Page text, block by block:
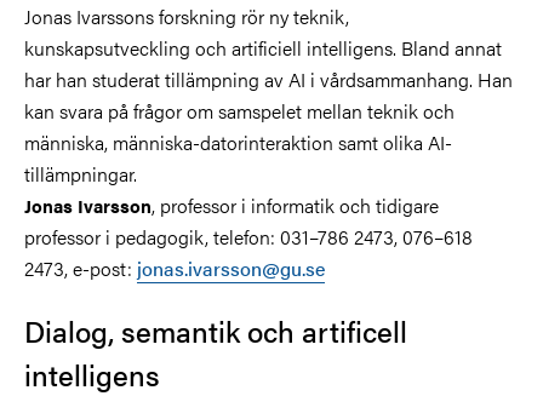
Jonas Ivarssons forskning rör ny teknik,
kunskapsutveckling och artificiell intelligens. Bland annat
har han studerat tillämpning av AI i vårdsammanhang. Han
kan svara på frågor om samspelet mellan teknik och
människa, människa-datorinteraktion samt olika AI-
tillämpningar.
Jonas Ivarsson, professor i informatik och tidigare
professor i pedagogik, telefon: 031–786 2473, 076–618
2473, e-post: jonas.ivarsson@gu.se
Dialog, semantik och artificell
intelligens